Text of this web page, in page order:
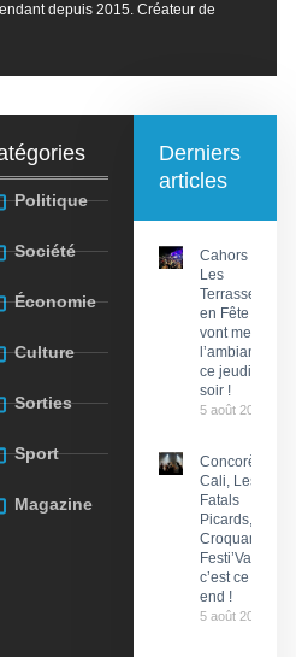
depuis 2015. Créateur de
Politique
Société
Économie
Culture
Sorties
Sport
Magazine
Derniers
articles
Cahors :
Les
Terrasses
en Fête
vont mettre
l’ambiance
ce jeudi
soir !
5 août 2026
Concorès :
Cali, Les
Fatals
Picards, Les
Croquants…
Festi’ValCéou,
c’est ce week-
end !
5 août 2026